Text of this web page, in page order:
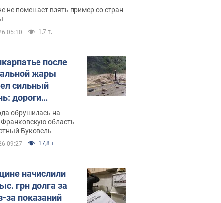
не помешает взять пример со стран
05:10 1,7 т.
после
жары
сильный
дороги
в реки.
обрушилась на
область
Буковель
09:27 17,8 т.
начислили
грн долга за
за показаний